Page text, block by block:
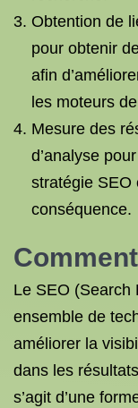
Obtention de
pour obtenir
afin
les moteurs
Mesure des
d’analyse
stratégie SEO
conséquence.
Le SEO (Search
ensemble de
améliorer la
dans les
s’agit d’une